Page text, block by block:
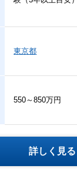
東京都
550～850万円
詳しく見る